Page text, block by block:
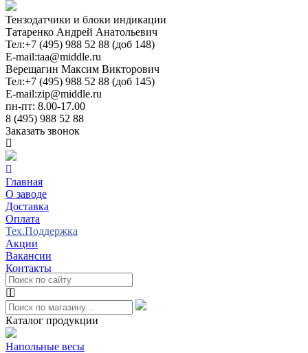
Тензодатчики и блоки индикации
Татаренко Андрей Анатольевич
Тел:+7 (495) 988 52 88 (доб 148)
E-mail:taa@middle.ru
Верещагин Максим Викторович
Тел:+7 (495) 988 52 88 (доб 145)
E-mail:zip@middle.ru
пн-пт: 8.00-17.00
8 (495) 988 52 88
Заказать звонок
Главная
О заводе
Доставка
Оплата
Тех.Поддержка
Акции
Вакансии
Контакты
Каталог продукции
Напольные весы